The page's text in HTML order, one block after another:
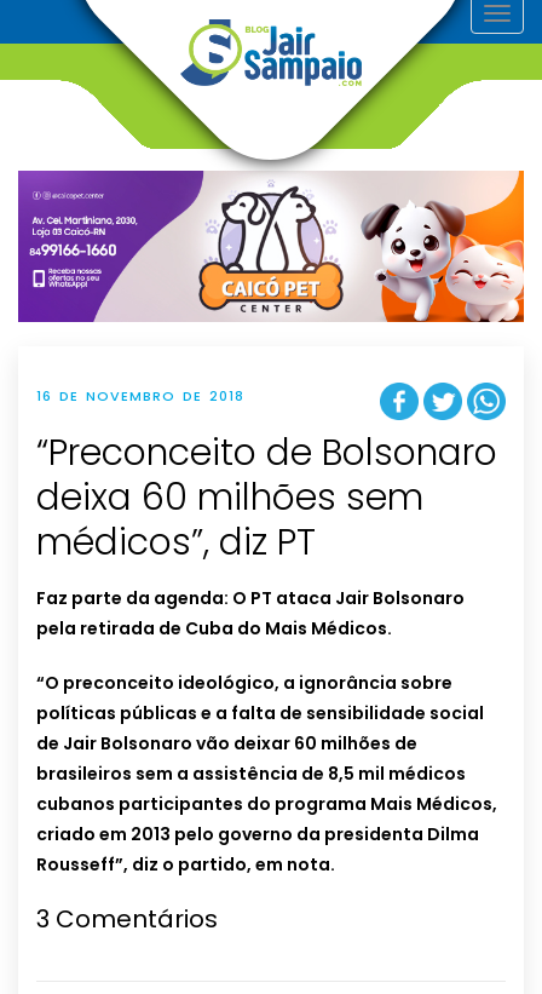
T
o
v
g
t
i
o
n
16 DE NOVEMBRO DE 2018
“Preconceito de Bolsonaro
deixa 60 milhões sem
médicos”, diz PT
Faz parte da agenda: O PT ataca Jair Bolsonaro
pela retirada de Cuba do Mais Médicos.
“O preconceito ideológico, a ignorância sobre
políticas públicas e a falta de sensibilidade social
de Jair Bolsonaro vão deixar 60 milhões de
brasileiros sem a assistência de 8,5 mil médicos
cubanos participantes do programa Mais Médicos,
criado em 2013 pelo governo da presidenta Dilma
Rousseff”, diz o partido, em nota.
3 Comentários